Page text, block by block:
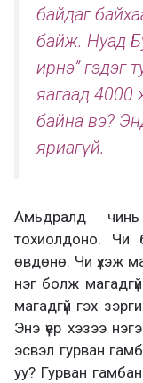
байдаг
байж. Нуад
ирнэ” гэдэг
яагаад 4000
байна вэ?
яриагүй.
Амьдралд
тохиолдоно. Чи
өвдөнө. Чи үхэж
нэг болж
магадгүй гэх
Энэ үер хэзээ
эсвэл гурван
уу? Гурван